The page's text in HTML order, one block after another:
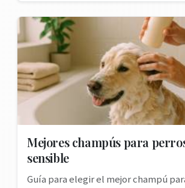
Mejores champús para
sensible
Guía para elegir el mejor champú